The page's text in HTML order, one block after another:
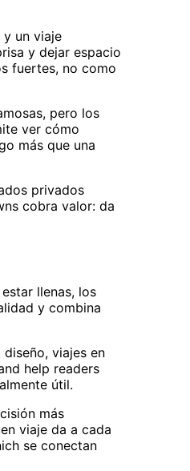
un viaje
y dejar espacio
fuertes, no como
pero los
ver cómo
más que una
privados
cobra valor: da
llenas, los
y combina
viajes en
help readers
útil.
más
viaje da a cada
se conectan